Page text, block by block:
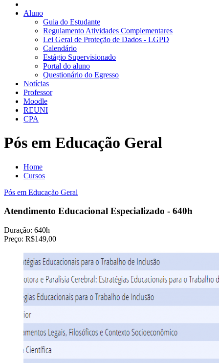
Aluno
Guia do Estudante
Regulamento Atividades Complementares
Lei Geral de Proteção de Dados - LGPD
Calendário
Estágio Supervisionado
Portal do aluno
Questionário do Egresso
Notícias
Professor
Moodle
REUNI
CPA
Pós em Educação Geral
Home
Cursos
Pós em Educação Geral
Atendimento Educacional Especializado - 640h
Duração: 640h
Preço: R$149,00